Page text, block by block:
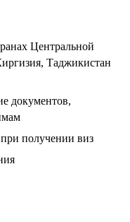
Центральной
Таджикистан
документов,
получении виз